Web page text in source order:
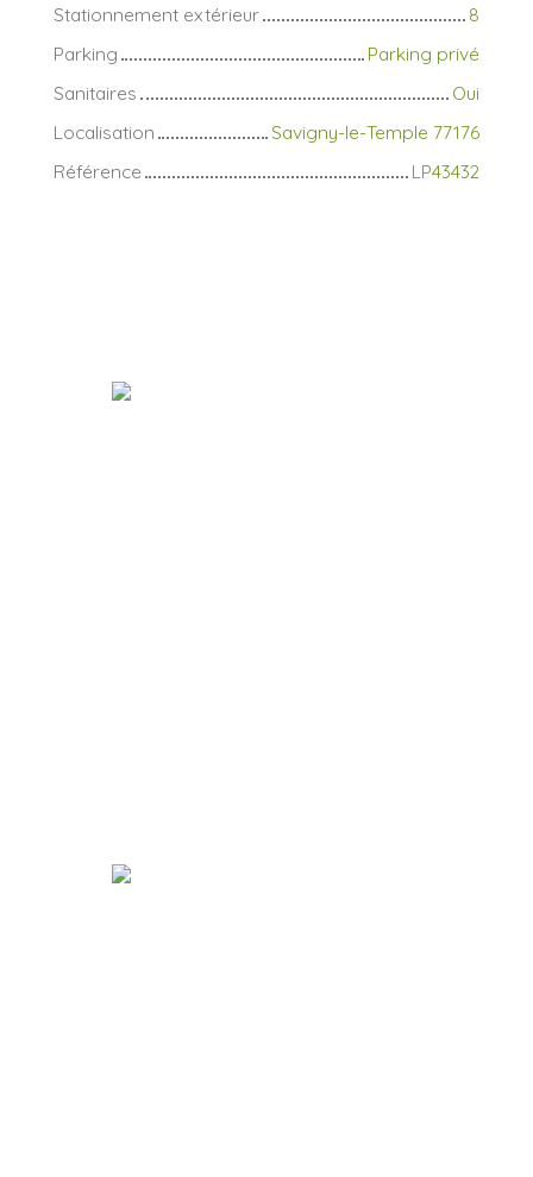
Stationnement extérieur
8
Parking
Parking privé
Sanitaires
Oui
Localisation
Savigny-le-Temple 77176
Référence
LP43432